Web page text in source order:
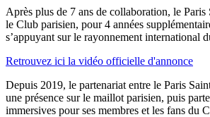
Après plus de 7 ans de collaboration, le
le Club parisien, pour 4 années
s’appuyant sur le rayonnement international
Retrouvez ici la vidéo officielle d'annonce
Depuis 2019, le partenariat entre le Paris
une présence sur le maillot parisien, puis
immersives pour ses membres et les fans du